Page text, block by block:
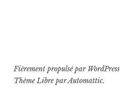
Fièrement propulsé par WordPress
Thème Libre parAutomattic.